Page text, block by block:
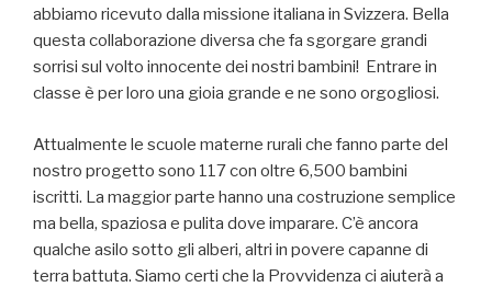
abbiamo ricevuto dalla missione italiana in Svizzera. Bella
questa collaborazione diversa che fa sgorgare grandi
sorrisi sul volto innocente dei nostri bambini! Entrare in
classe è per loro una gioia grande e ne sono orgogliosi.
Attualmente le scuole materne rurali che fanno parte del
nostro progetto sono 117 con oltre 6,500 bambini
iscritti. La maggior parte hanno una costruzione semplice
ma bella, spaziosa e pulita dove imparare. C’è ancora
qualche asilo sotto gli alberi, altri in povere capanne di
terra battuta. Siamo certi che la Provvidenza ci aiuterà a